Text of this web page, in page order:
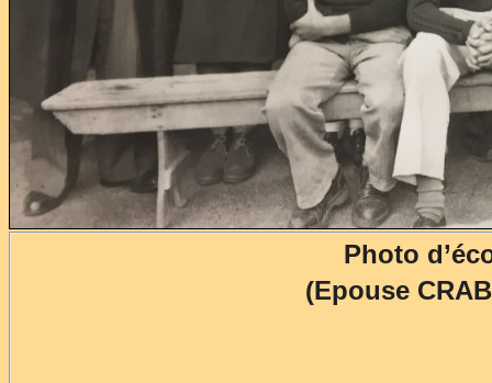
Photo
(Epouse